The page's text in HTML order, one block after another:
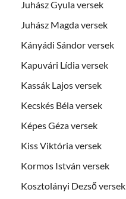
Juhász Gyula versek
Juhász Magda versek
Kányádi Sándor versek
Kapuvári Lídia versek
Kassák Lajos versek
Kecskés Béla versek
Képes Géza versek
Kiss Viktória versek
Kormos István versek
Kosztolányi Dezső versek